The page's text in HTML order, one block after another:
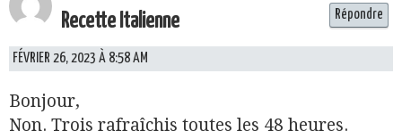
Recette Italienne
FÉVRIER 26, 2023 À 8:58 AM
Bonjour,
Non. Trois rafraîchis toutes les 48 heures.
Répondre